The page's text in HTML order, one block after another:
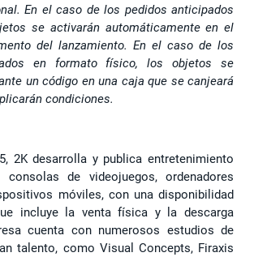
En el caso de los pedidos anticipados
se activarán automáticamente en el
del lanzamiento. En el caso de los
en formato físico, los objetos se
un código en una caja que se canjeará
condiciones.
2K desarrolla y publica entretenimiento
consolas de videojuegos, ordenadores
móviles, con una disponibilidad
incluye la venta física y la descarga
cuenta con numerosos estudios de
talento, como Visual Concepts, Firaxis